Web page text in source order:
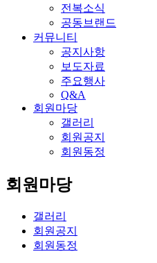
전복소식
공동브랜드
커뮤니티
공지사항
보도자료
주요행사
Q&A
회원마당
갤러리
회원공지
회원동정
회원마당
갤러리
회원공지
회원동정